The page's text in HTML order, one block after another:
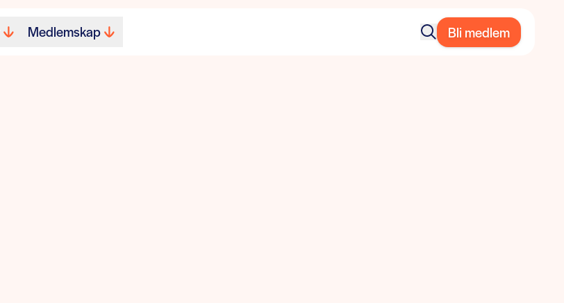
Medlemskap Bli medlem